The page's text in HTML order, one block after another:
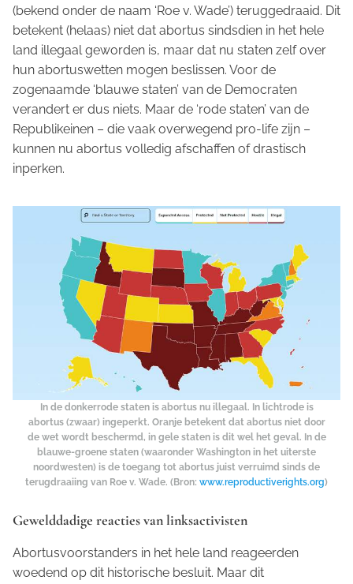
(bekend onder de naam ‘Roe v. Wade’) teruggedraaid. Dit
betekent (helaas) niet dat abortus sindsdien in het hele
land illegaal geworden is, maar dat nu staten zelf over
hun abortuswetten mogen beslissen. Voor de
zogenaamde ‘blauwe staten’ van de Democraten
verandert er dus niets. Maar de ‘rode staten’ van de
Republikeinen – die vaak overwegend pro-life zijn –
kunnen nu abortus volledig afschaffen of drastisch
inperken.
In de donkerrode staten is abortus nu illegaal. In lichtrode is
abortus (zwaar) ingeperkt. Oranje betekent dat abortus niet door
de wet wordt beschermd, in gele staten is dit wel het geval. In de
blauwe-groene staten (waaronder Washington in het uiterste
noordwesten) is de toegang tot abortus juist verruimd sinds de
terugdraaiing van Roe v. Wade. (Bron: www.reproductiverights.org)
Gewelddadige reacties van linksactivisten
Abortusvoorstanders in het hele land reageerden
woedend op dit historische besluit. Maar dit